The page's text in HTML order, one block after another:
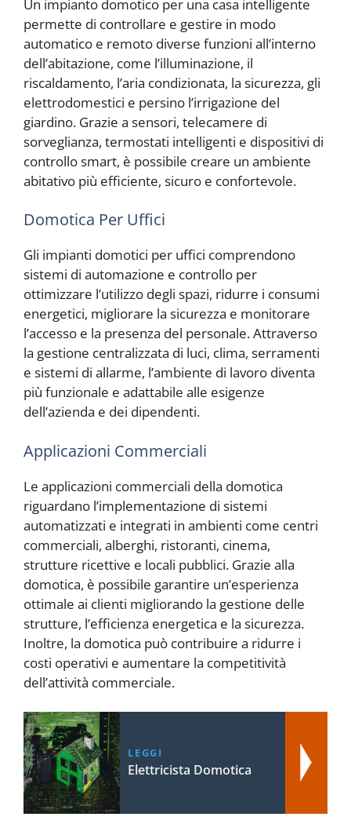
Un impianto domotico per una casa intelligente
permette di controllare e gestire in modo
automatico e remoto diverse funzioni all’interno
dell’abitazione, come l’illuminazione, il
riscaldamento, l’aria condizionata, la sicurezza, gli
elettrodomestici e persino l’irrigazione del
giardino. Grazie a sensori, telecamere di
sorveglianza, termostati intelligenti e dispositivi di
controllo smart, è possibile creare un ambiente
abitativo più efficiente, sicuro e confortevole.
Domotica Per Uffici
Gli impianti domotici per uffici comprendono
sistemi di automazione e controllo per
ottimizzare l’utilizzo degli spazi, ridurre i consumi
energetici, migliorare la sicurezza e monitorare
l’accesso e la presenza del personale. Attraverso
la gestione centralizzata di luci, clima, serramenti
e sistemi di allarme, l’ambiente di lavoro diventa
più funzionale e adattabile alle esigenze
dell’azienda e dei dipendenti.
Applicazioni Commerciali
Le applicazioni commerciali della domotica
riguardano l’implementazione di sistemi
automatizzati e integrati in ambienti come centri
commerciali, alberghi, ristoranti, cinema,
strutture ricettive e locali pubblici. Grazie alla
domotica, è possibile garantire un’esperienza
ottimale ai clienti migliorando la gestione delle
strutture, l’efficienza energetica e la sicurezza.
Inoltre, la domotica può contribuire a ridurre i
costi operativi e aumentare la competitività
dell’attività commerciale.
LEGGI
Elettricista Domotica